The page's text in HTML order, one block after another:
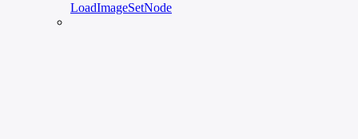
LoadImageSetNode